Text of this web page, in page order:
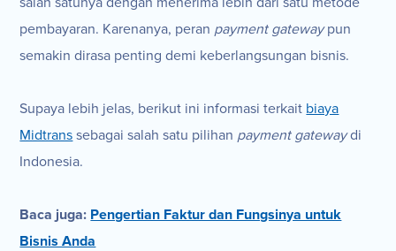
pembayaran. Karenanya, peran payment gatewaypun
semakin dirasa penting demi keberlangsungan bisnis.
Supaya lebih jelas, berikut ini informasi terkait biaya
Midtrans sebagai salah satu pilihan payment gatewaydi
Indonesia.
Baca juga: Pengertian Faktur dan Fungsinya untuk
Bisnis Anda